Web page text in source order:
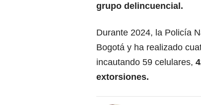
grupo delincuencial.
Durante 2024, la Policía
Bogotá y ha realizado
incautando 59 celulares,
extorsiones.